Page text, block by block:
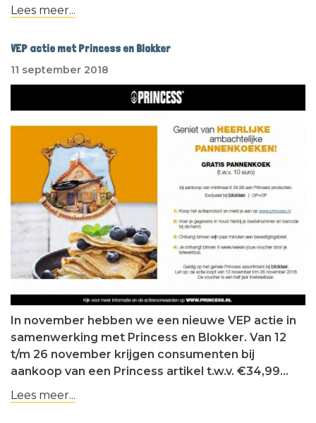
Lees meer...
VEP actie met Princess en Blokker
11 september 2018
In november hebben we een nieuwe VEP actie in
samenwerking met Princess en Blokker. Van 12
t/m 26 november krijgen consumenten bij
aankoop van een Princess artikel t.w.v. €34,99…
Lees meer...